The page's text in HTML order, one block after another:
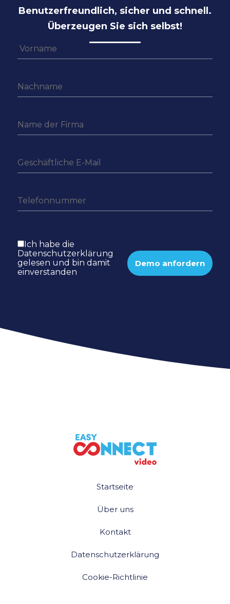
Benutzerfreundlich, sicher und schnell.
Überzeugen Sie sich selbst!
Ich habe die
Datenschutzerklärung
gelesen und bin damit
einverstanden
Startseite
Über uns
Kontakt
Datenschutzerklärung
Cookie-Richtlinie